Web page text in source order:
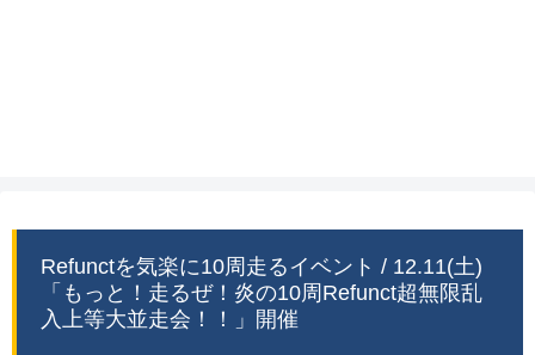
Refunctを気楽に10周走るイベント / 12.11(土)
「もっと！走るぜ！炎の10周Refunct超無限乱
入上等大並走会！！」開催